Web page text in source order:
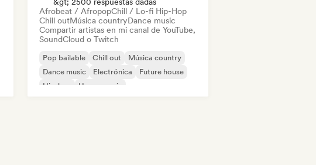
Afrobeat / AfropopChill / Lo-fi Hip-Hop
Chill outMúsica countryDance music
Compartir artistas en mi canal de YouTube,
SoundCloud o Twitch
Pop bailable Chill out
Música country
Dance music
Electrónica
Future house
Hip-hop
House music